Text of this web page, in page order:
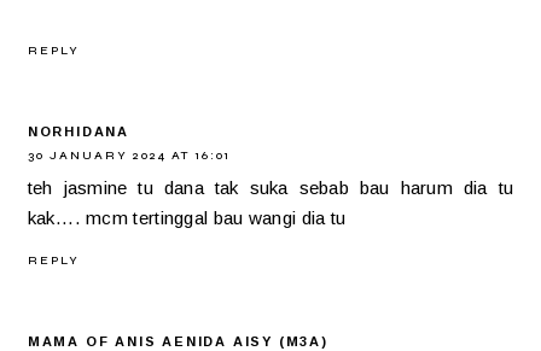
REPLY
NORHIDANA
30 JANUARY 2024 AT 16:01
teh jasmine tu dana tak suka sebab bau harum dia tu
kak.... mcm tertinggal bau wangi dia tu
REPLY
MAMA OF ANIS AENIDA AISY (M3A)